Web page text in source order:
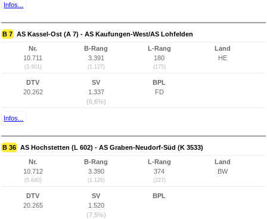
Infos...
B 7 AS Kassel-Ost (A 7) - AS Kaufungen-West/AS Lohfelden
Nr.
10.711
(3.901)
B-Rang
3.391
(1.127)
L-Rang
180
(175)
Land
HE
DTV
20.262
SV
1.337
(6,6%)
BPL
FD
Infos...
B 36 AS Hochstetten (L 602) - AS Graben-Neudorf-Süd (K 3533)
Nr.
10.712
(5.840)
B-Rang
3.390
(1.126)
L-Rang
374
(227)
Land
BW
DTV
20.265
SV
1.520
(7,5%)
BPL